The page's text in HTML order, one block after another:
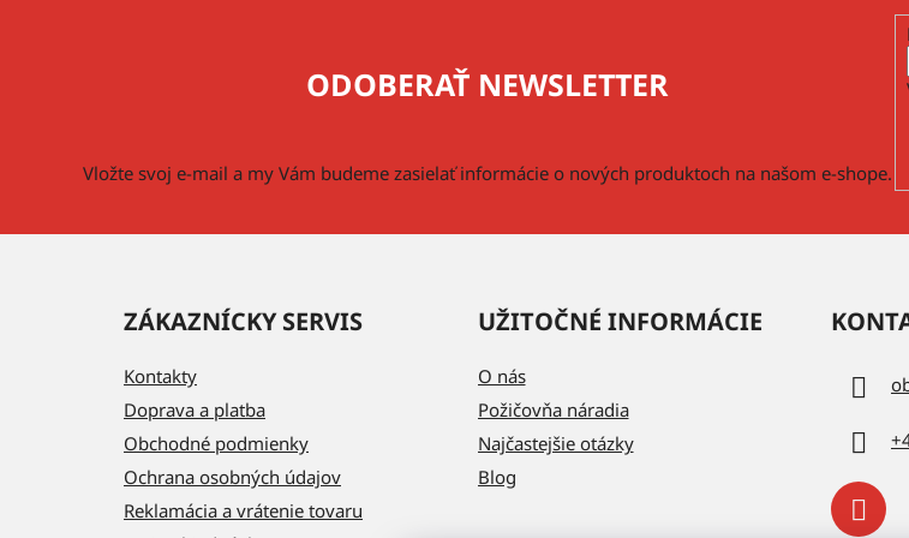
ODOBERAŤ NEWSLETTER
Vložte svoj e-mail a my Vám budeme zasielať informácie o nových produktoch na našom e-shope.
ZÁKAZNÍCKY SERVIS
Kontakty
Doprava a platba
Obchodné podmienky
Ochrana osobných údajov
Reklamácia a vrátenie tovaru
UŽITOČNÉ INFORMÁCIE
O nás
Požičovňa náradia
Najčastejšie otázky
Blog